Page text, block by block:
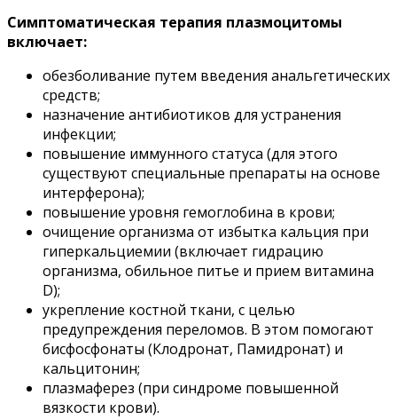
Симптоматическая терапия плазмоцитомы
включает:
обезболивание путем введения анальгетических
средств;
назначение антибиотиков для устранения
инфекции;
повышение иммунного статуса (для этого
существуют специальные препараты на основе
интерферона);
повышение уровня гемоглобина в крови;
очищение организма от избытка кальция при
гиперкальциемии (включает гидрацию
организма, обильное питье и прием витамина
D);
укрепление костной ткани, с целью
предупреждения переломов. В этом помогают
бисфосфонаты (Клодронат, Памидронат) и
кальцитонин;
плазмаферез (при синдроме повышенной
вязкости крови).